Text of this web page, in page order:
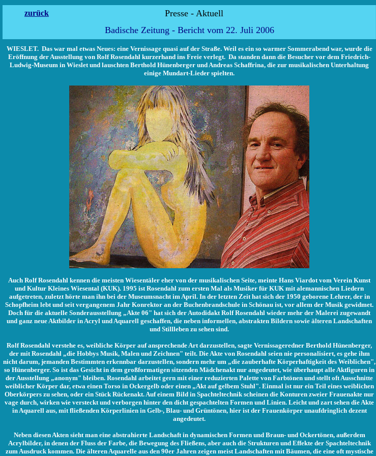
zurück
Presse - Aktuell
Badische Zeitung - Bericht vom 22. Juli 2006
WIESLET. Das war mal etwas Neues: eine Vernissage quasi auf der Straße. Weil es ein so warmer Sommerabend war, wurde die
Eröffnung der Ausstellung von Rolf Rosendahl kurzerhand ins Freie verlegt. Da standen dann die Besucher vor dem Friedrich-
Ludwig-Museum in Wieslet und lauschten Berthold Hünenberger und Andreas Schaffrina, die zur musikalischen Unterhaltung
einige Mundart-Lieder spielten.
Auch Rolf Rosendahl kennen die meisten Wiesentäler eher von der musikalischen Seite, meinte Hans Viardot vom Verein Kunst
und Kultur Kleines Wiesental (KUK). 1995 ist Rosendahl zum ersten Mal als Musiker für KUK mit alemannischen Liedern
aufgetreten, zuletzt hörte man ihn bei der Museumsnacht im April. In der letzten Zeit hat sich der 1950 geborene Lehrer, der in
Schopfheim lebt und seit vergangenem Jahr Konrektor an der Buchenbrandschule in Schönau ist, vor allem der Musik gewidmet.
Doch für die aktuelle Sonderausstellung „Akte 06" hat sich der Autodidakt Rolf Rosendahl wieder mehr der Malerei zugewandt
und ganz neue Aktbilder in Acryl und Aquarell geschaffen, die neben informellen, abstrakten Bildern sowie älteren Landschaften
und Stillleben zu sehen sind.
Rolf Rosendahl verstehe es, weibliche Körper auf ansprechende Art darzustellen, sagte Vernissageredner Berthold Hünenberger,
der mit Rosendahl „die Hobbys Musik, Malen und Zeichnen" teilt. Die Akte von Rosendahl seien nie personalisiert, es gehe ihm
nicht darum, jemanden Bestimmten erkennbar darzustellen, sondern mehr um „die zauberhafte Körperhaftigkeit des Weiblichen",
so Hünenberger. So ist das Gesicht in dem großformatigen sitzenden Mädchenakt nur angedeutet, wie überhaupt alle Aktfiguren in
der Ausstellung „anonym" bleiben. Rosendahl arbeitet gern mit einer reduzierten Palette von Farbtönen und stellt oft Ausschnitte
weiblicher Körper dar, etwa einen Torso in Ockergelb oder einen „Akt auf gelbem Stuhl". Einmal ist nur ein Teil eines weiblichen
Oberkörpers zu sehen, oder ein Stück Rückenakt. Auf einem Bild in Spachteltechnik scheinen die Konturen zweier Frauenakte nur
vage durch, wirken wie versteckt und verborgen hinter den dicht gespachtelten Formen und Linien. Leicht und zart sehen die Akte
in Aquarell aus, mit fließenden Körperlinien in Gelb-, Blau- und Grüntönen, hier ist der Frauenkörper unaufdringlich dezent
angedeutet.
Neben diesen Akten sieht man eine abstrahierte Landschaft in dynamischen Formen und Braun- und Ockertönen, außerdem
Acrylbilder, in denen der Fluss der Farbe, die Bewegung des Fließens, aber auch die Strukturen und Effekte der Spachteltechnik
zum Ausdruck kommen. Die älteren Aquarelle aus den 90er Jahren zeigen meist Landschaften mit Bäumen, die eine oft mystische